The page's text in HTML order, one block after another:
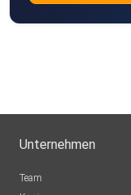
Unternehmen
Team